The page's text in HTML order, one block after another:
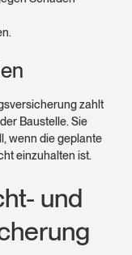
zahlt
Baustelle. Sie
wenn die geplante
einzu­halten ist.
und